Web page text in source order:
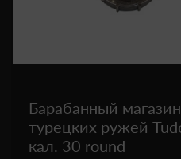
Барабанный
турецких ружей
кал. 30 round